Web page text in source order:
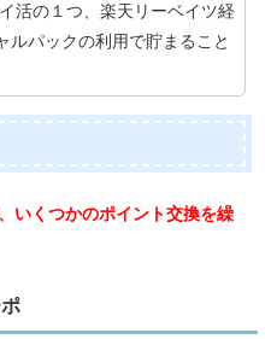
活の１つ、楽天リーベイツ経
ルパックの利用で貯まること
いくつかのポイント交換を繰